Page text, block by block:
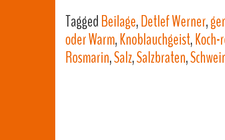
TaggedBeilage,Detlef Werner,
oder Warm,Knoblauchgeist,
Rosmarin,Salz,Salzbraten,